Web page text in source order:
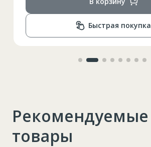
Быстрая покупка!
Рекомендуемые
товары